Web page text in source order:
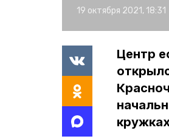
19 октября 2021, 18:31
Центр